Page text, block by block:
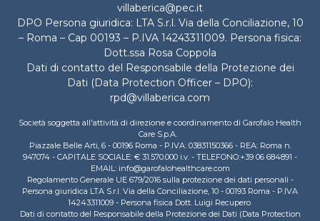
villaberica@pec.it
DPO Persona giuridica: LTA S.r.l. Via della Conciliazione, 10
– Roma – Cap 00193 – P.IVA 14243311009. Persona fisica:
Dott.ssa Rosa Coppola
Dati di contatto del Responsabile della Protezione dei
Dati (Data Protection Officer – DPO):
rpd@villaberica.com
Società soggetta all'attività di direzione e coordinamento di Garofalo Health
Care S.p.A.
Piazzale Belle Arti, 6 - 00196 Roma - P.IVA: 03831150366 - REA: Roma n.
947074 - CAPITALE SOCIALE: € 31.570.000 i.v. - TELEFONO:+39 06 684891 -
EMAIL: info@garofalohealthcare.com
Regolamento Generale UE 679/2016 sulla protezione dei dati personali -
Persona giuridica LTA S.r.l. Via della Conciliazione, 10 - 00193 Roma - P.IVA
14243311009 - Persona fisica Dott. Luigi Recupero
Dati di contatto del Responsabile della Protezione dei Dati (Data Protection